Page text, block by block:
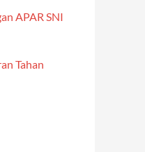
APAR SNI
Tahan